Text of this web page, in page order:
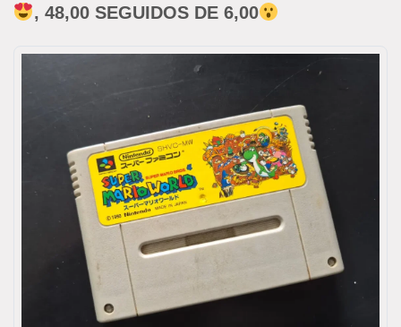
, 48,00 SEGUIDOS DE 6,00